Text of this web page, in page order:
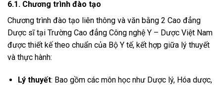
6.1. Chương trình đào tạo
Chương trình đào tạo liên thông và văn bằng 2 Cao đẳng
Dược sĩ tại Trường Cao đẳng Công nghệ Y – Dược Việt Nam
được thiết kế theo chuẩn của Bộ Y tế, kết hợp giữa lý thuyết
và thực hành:
Lý thuyết: Bao gồm các môn học như Dược lý, Hóa dược,